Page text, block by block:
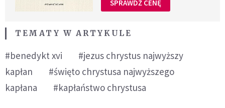
SPRAWDŹ CENĘ
TEMATY W ARTYKULE
#benedykt xvi
#jezus chrystus najwyższy
kapłan
#święto chrystusa najwyższego
kapłana
#kapłaństwo chrystusa